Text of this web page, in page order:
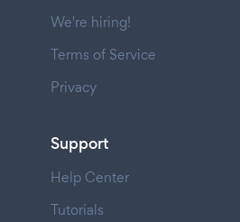
We're hiring!
Terms of Service
Privacy
Support
Help Center
Tutorials